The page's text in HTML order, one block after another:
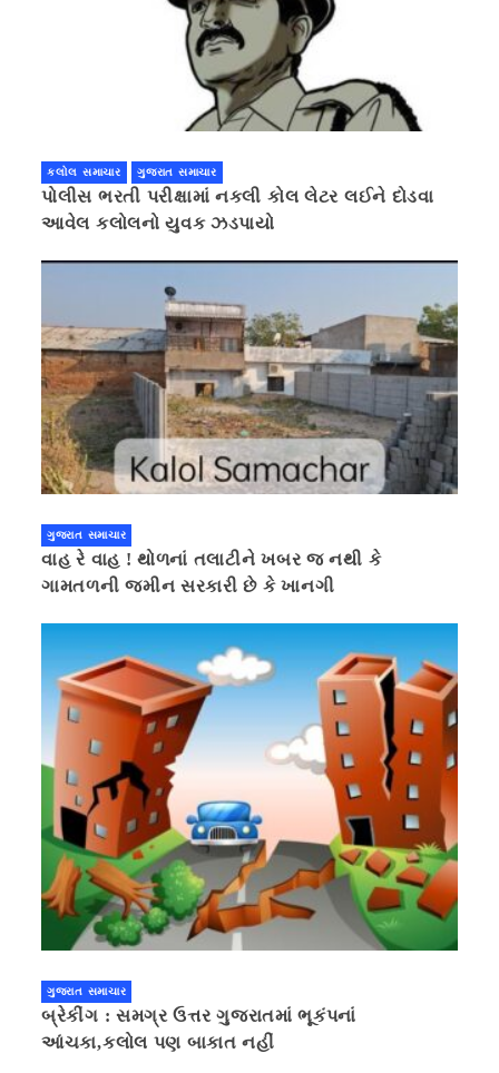
કલોલ સમાચાર ગુજરાત સમાચાર
પોલીસ ભરતી પરીક્ષામાં નકલી કોલ લેટર લઈને દોડવા
આવેલ કલોલનો યુવક ઝડપાયો
ગુજરાત સમાચાર
વાહ રે વાહ ! થોળનાં તલાટીને ખબર જ નથી કે
ગામતળની જમીન સરકારી છે કે ખાનગી
ગુજરાત સમાચાર
બ્રેકીંગ : સમગ્ર ઉત્તર ગુજરાતમાં ભૂકંપનાં
આંચકા,કલોલ પણ બાકાત નહીં